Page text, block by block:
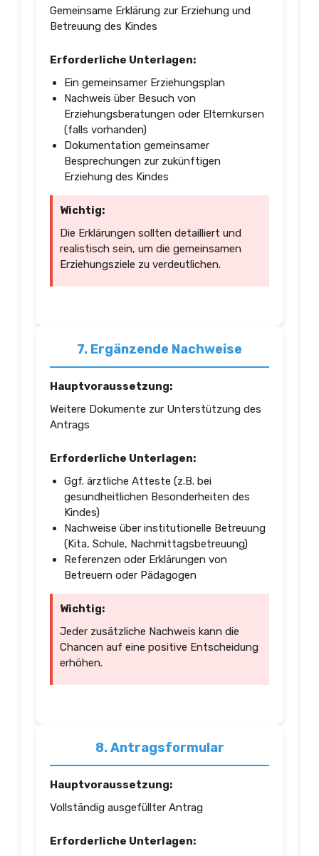
Gemeinsame Erklärung zur Erziehung und
Betreuung des Kindes
Erforderliche Unterlagen:
Ein gemeinsamer Erziehungsplan
Nachweis über Besuch von
Erziehungsberatungen oder Elternkursen
(falls vorhanden)
Dokumentation gemeinsamer
Besprechungen zur zukünftigen
Erziehung des Kindes
Wichtig:
Die Erklärungen sollten detailliert und
realistisch sein, um die gemeinsamen
Erziehungsziele zu verdeutlichen.
7. Ergänzende Nachweise
Hauptvoraussetzung:
Weitere Dokumente zur Unterstützung des
Antrags
Erforderliche Unterlagen:
Ggf. ärztliche Atteste (z.B. bei
gesundheitlichen Besonderheiten des
Kindes)
Nachweise über institutionelle Betreuung
(Kita, Schule, Nachmittagsbetreuung)
Referenzen oder Erklärungen von
Betreuern oder Pädagogen
Wichtig:
Jeder zusätzliche Nachweis kann die
Chancen auf eine positive Entscheidung
erhöhen.
8. Antragsformular
Hauptvoraussetzung:
Vollständig ausgefüllter Antrag
Erforderliche Unterlagen: